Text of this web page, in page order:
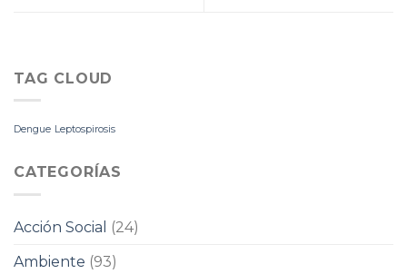
TAG CLOUD
Dengue Leptospirosis
CATEGORÍAS
Acción Social
(24)
Ambiente (93)